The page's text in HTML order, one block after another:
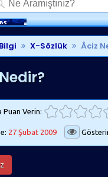
Bilgi X-Sözlük Âciz
Puan Verin:
27 Şubat 2009